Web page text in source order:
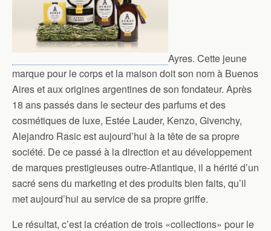
Ayres. Cette jeune
marque pour le corps et la maison doit son nom à Buenos
Aires et aux origines argentines de son fondateur. Après
18 ans passés dans le secteur des parfums et des
cosmétiques de luxe, Estée Lauder, Kenzo, Givenchy,
Alejandro Rasic est aujourd’hui à la tête de sa propre
société. De ce passé à la direction et au développement
de marques prestigieuses outre-Atlantique, il a hérité d’un
sacré sens du marketing et des produits bien faits, qu’il
met aujourd’hui au service de sa propre griffe.
Le résultat, c’est la création de trois «collections» pour le